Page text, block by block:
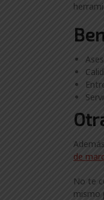
de
No te
mismo